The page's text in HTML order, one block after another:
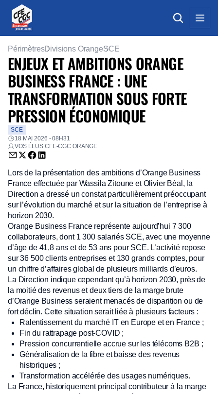
PérimètresDivisions OrangeSCE
ENJEUX ET AMBITIONS ORANGE
BUSINESS FRANCE : UNE
TRANSFORMATION SOUS FORTE
PRESSION ÉCONOMIQUE
SCE
18 MAI 2026 - 08H31
VOS ÉLUS CFE-CGC ORANGE
Envoyer par email (nouvelle fenêtre)
Partager sur Twitter (nouvelle fenêtre)
Partager sur Facebook (nouvelle fenêtre)
Partager sur LinkedIn (nouvelle fenêtre)
Lors de la présentation des ambitions d’Orange Business
France effectuée par Wassila Zitoune et Olivier Béal, la
Direction a dressé un constat particulièrement préoccupant
sur l’évolution du marché et sur la situation de l’entreprise à
horizon 2030.
Orange Business France représente aujourd’hui 7 300
collaborateurs, dont 1 300 salariés SCE, avec une moyenne
d’âge de 41,8 ans et de 53 ans pour SCE. L’activité repose
sur 36 500 clients entreprises et 130 grands comptes, pour
un chiffre d’affaires global de plusieurs milliards d’euros.
La Direction indique cependant qu’à horizon 2030, près de
la moitié des revenus et deux tiers de la marge brute
d’Orange Business seraient menacés de disparition ou de
fort déclin. Cette situation serait liée à plusieurs facteurs :
Ralentissement du marché IT en Europe et en France ;
Fin du rattrapage post-COVID ;
Pression concurrentielle accrue sur les télécoms B2B ;
Généralisation de la fibre et baisse des revenus
historiques ;
Transformation accélérée des usages numériques.
La France, historiquement principal contributeur à la marge